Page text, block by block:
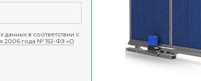
в соответствии с
2006 года № 152-ФЗ «О